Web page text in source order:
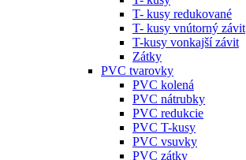
T- kusy redukované
T- kusy vnútorný závit
T-kusy vonkajší závit
Zátky
PVC tvarovky
PVC kolená
PVC nátrubky
PVC redukcie
PVC T-kusy
PVC vsuvky
PVC zátky